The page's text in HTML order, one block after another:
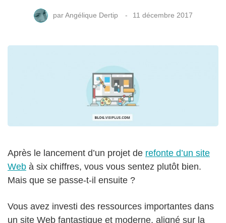
parAngélique Dertip 11 décembre 2017
Après le lancement d’un projet de refonte d’un site
Web à six chiffres, vous vous sentez plutôt bien.
Mais que se passe-t-il ensuite ?
Vous avez investi des ressources importantes dans
un site Web fantastique et moderne, aligné sur la